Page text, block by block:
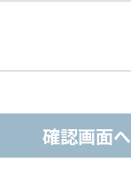
確認画面へ